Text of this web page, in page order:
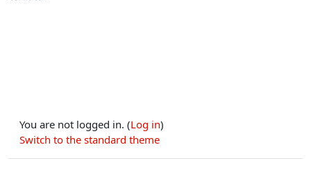
You are not logged in. (Log in)
Switch to the standard theme